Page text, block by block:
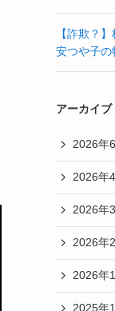
【詐欺？
安つや子の
アーカイブ
2026年
2026年
2026年
2026年
2026年
2025年